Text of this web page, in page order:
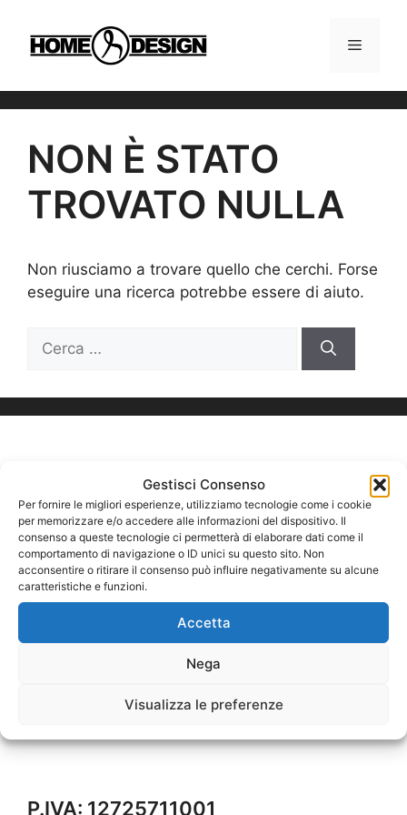
Gestisci Consenso
Per fornire le migliori esperienze, utilizziamo tecnologie come i cookie
per memorizzare e/o accedere alle informazioni del dispositivo. Il
consenso a queste tecnologie ci permetterà di elaborare dati come il
comportamento di navigazione o ID unici su questo sito. Non
acconsentire o ritirare il consenso può influire negativamente su alcune
caratteristiche e funzioni.
Accetta
Nega
Visualizza le preferenze
contenuto
MENU
NON È STATO
TROVATO NULLA
Non riusciamo a trovare quello che cerchi. Forse
eseguire una ricerca potrebbe essere di aiuto.
per:
P.IVA: 12725711001